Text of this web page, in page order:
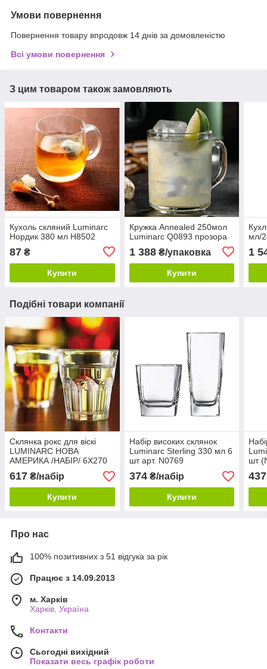
Умови повернення
Повернення товару впродовж 14 днів за домовленістю
Всі умови повернення
З цим товаром також замовляють
Кухоль скляний Luminarc
Нордик 380 мл Н8502
87 ₴
Купити
Кружка Annealed 250мол
Luminarc Q0893 прозора
1 388₴/упаковка
Купити
мл/
1
Подібні товари компанії
Склянка рокс для віскі
LUMINARC НОВА
АМЕРИКА /НАБІР/ 6X270
мл (J2890/1)
617 ₴/набір
Купити
Набір високих склянок
Luminarc Sterling 330 мл 6
шт арт. N0769
374₴/набір
Купити
шт
437
Про нас
100% позитивних з 51 відгука за рік
Працює з 14.09.2013
м. Харків
Харків, Україна
Контакти
Сьогодні вихідний
Показати весь графік роботи